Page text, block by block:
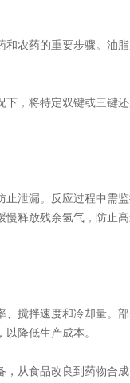
农药的重要步骤。油
，将特定双键或三键
泄漏。反应过程中需
释放残余氢气，防止
搅拌速度和冷却量。
降低生产成本。
从食品改良到药物合